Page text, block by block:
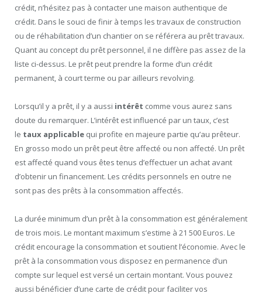
crédit, n’hésitez pas à contacter une maison authentique de
crédit. Dans le souci de finir à temps les travaux de construction
ou de réhabilitation d’un chantier on se référera au prêt travaux.
Quant au concept du prêt personnel, il ne diffère pas assez de la
liste ci-dessus. Le prêt peut prendre la forme d’un crédit
permanent, à court terme ou par ailleurs revolving.
Lorsqu’il y a prêt, il y a aussi intérêt comme vous aurez sans
doute du remarquer. L’intérêt est influencé par un taux, c’est
le taux applicable qui profite en majeure partie qu’au prêteur.
En grosso modo un prêt peut être affecté ou non affecté. Un prêt
est affecté quand vous êtes tenus d’effectuer un achat avant
d’obtenir un financement. Les crédits personnels en outre ne
sont pas des prêts à la consommation affectés.
La durée minimum d’un prêt à la consommation est généralement
de trois mois. Le montant maximum s’estime à 21 500 Euros. Le
crédit encourage la consommation et soutient l’économie. Avec le
prêt à la consommation vous disposez en permanence d’un
compte sur lequel est versé un certain montant. Vous pouvez
aussi bénéficier d’une carte de crédit pour faciliter vos